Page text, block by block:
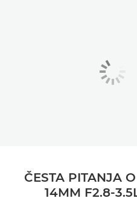
ČESTA PITANJA
14MM F2.8-